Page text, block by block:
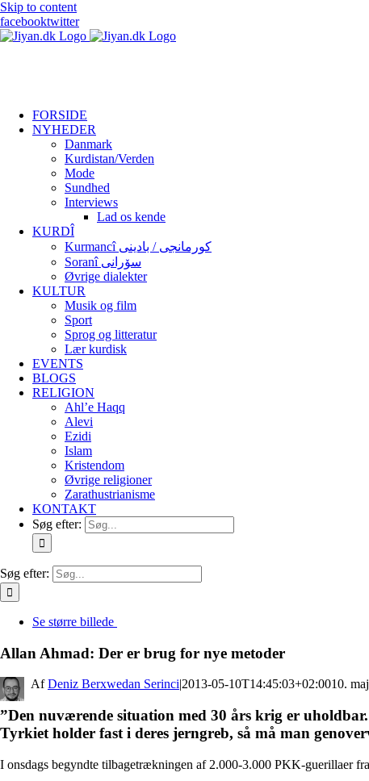
Skip to content
facebooktwitter
FORSIDE
NYHEDER
Danmark
Kurdistan/Verden
Mode
Sundhed
Interviews
Lad os kende
KURDÎ
Kurmancî کورمانجی / بادینی
Soranî سۆرانی
Øvrige dialekter
KULTUR
Musik og film
Sport
Sprog og litteratur
Lær kurdisk
EVENTS
BLOGS
RELIGION
Ahl’e Haqq
Alevi
Ezidi
Islam
Kristendom
Øvrige religioner
Zarathustrianisme
KONTAKT
Søg efter:
Søg efter:
Se større billede
Allan Ahmad: Der er brug for nye metoder
By Deniz Berxwedan Serinci|2013-05-10T14:45:03+02:0010.
”Den nuværende situation med 30 års krig er
Tyrkiet holder fast i deres jerngreb, så må man
I onsdags begyndte tilbagetrækningen af 2.000-3.000 PKK-guerillaer